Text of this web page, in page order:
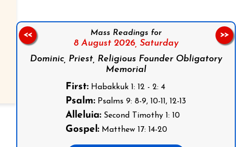
Mass Readings for
8 August 2026, Saturday
Dominic, Priest, Religious Founder Obligatory
Memorial
First: Habakkuk 1: 12 - 2: 4
Psalm: Psalms 9: 8-9, 10-11, 12-13
Alleluia: Second Timothy 1: 10
Gospel: Matthew 17: 14-20
<< >>